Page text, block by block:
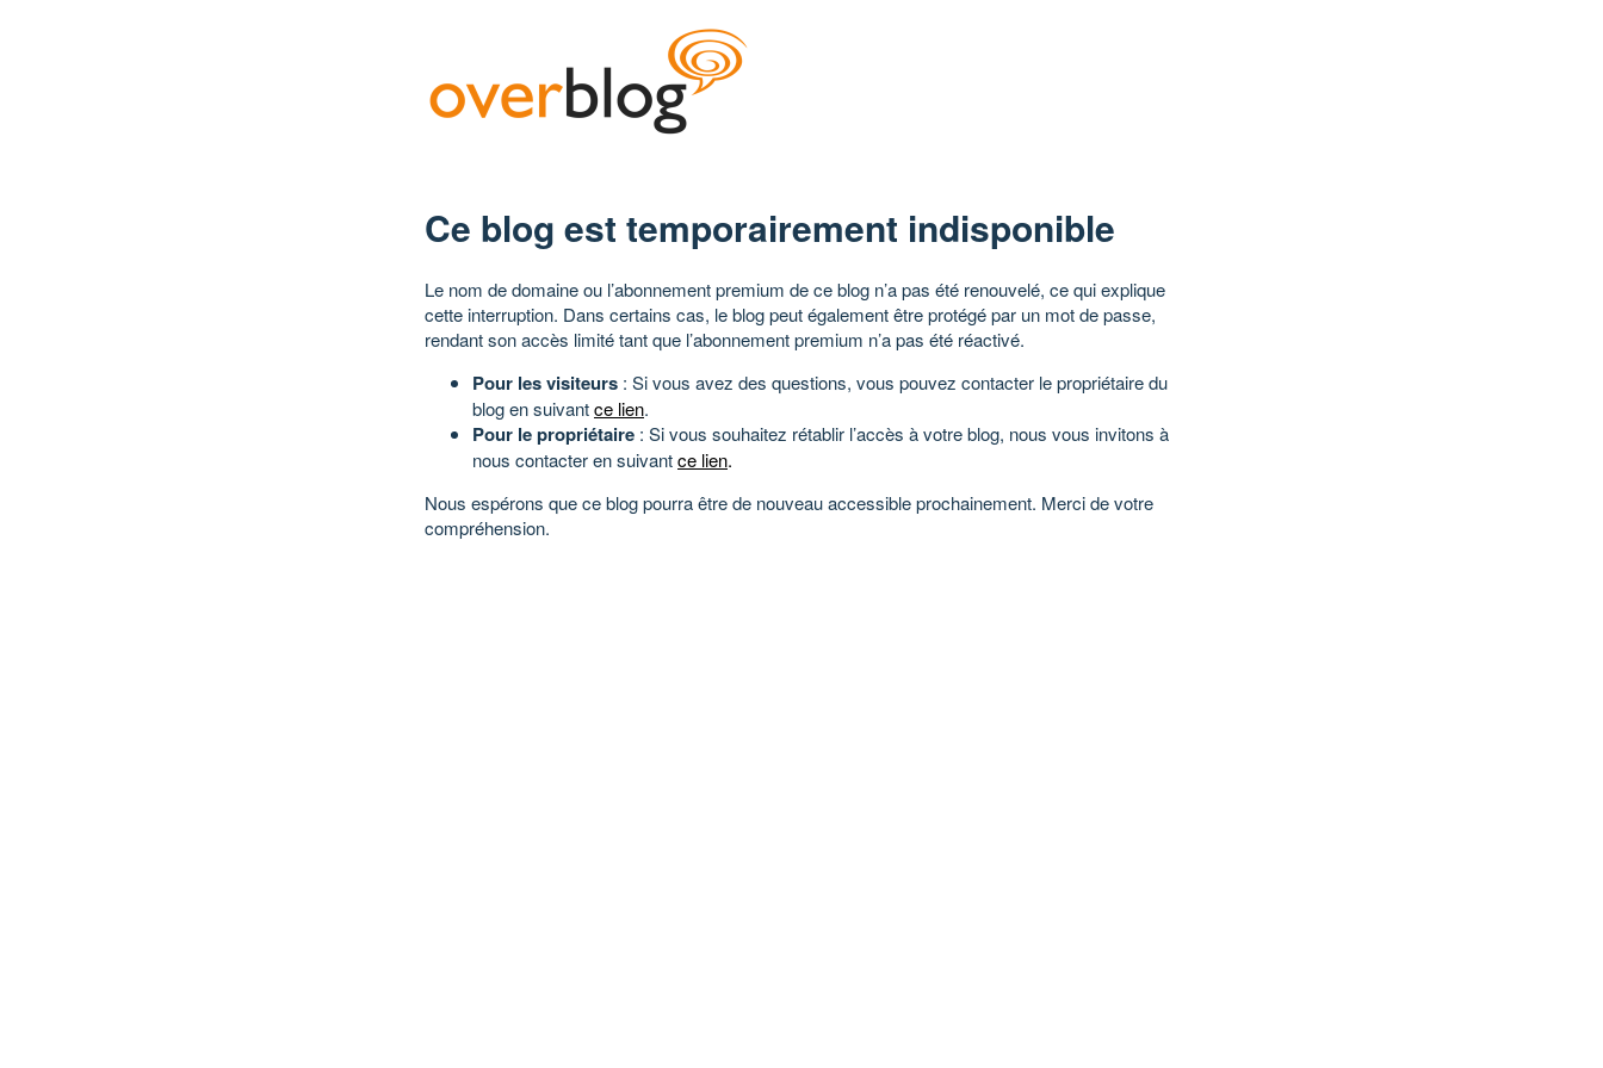
Ce blog est temporairement indisponible
Le nom de domaine ou l’abonnement premium de ce blog n’a pas été renouvelé, ce qui explique
cette interruption. Dans certains cas, le blog peut également être protégé par un mot de passe,
rendant son accès limité tant que l’abonnement premium n’a pas été réactivé.
Pour les visiteurs : Si vous avez des questions, vous pouvez contacter le propriétaire du
blog en suivantce lien.
Pour le propriétaire : Si vous souhaitez rétablir l’accès à votre blog, nous vous invitons à
nous contacter en suivantce lien.
Nous espérons que ce blog pourra être de nouveau accessible prochainement. Merci de votre
compréhension.